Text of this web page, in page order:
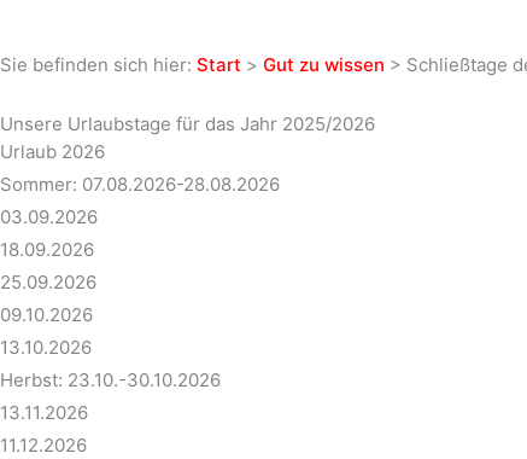
Sie befinden sich hier: Start > Gut zu wissen > Schließtage
Unsere Urlaubstage für das Jahr 2025/2026
Urlaub 2026
Sommer: 07.08.2026-28.08.2026
03.09.2026
18.09.2026
25.09.2026
09.10.2026
13.10.2026
Herbst: 23.10.-30.10.2026
13.11.2026
11.12.2026